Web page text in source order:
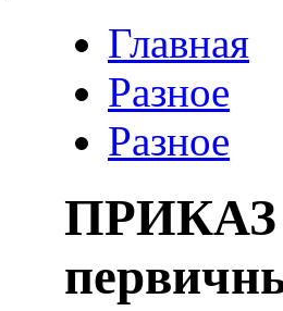
Главная
Разное
Разное
ПРИКАЗ